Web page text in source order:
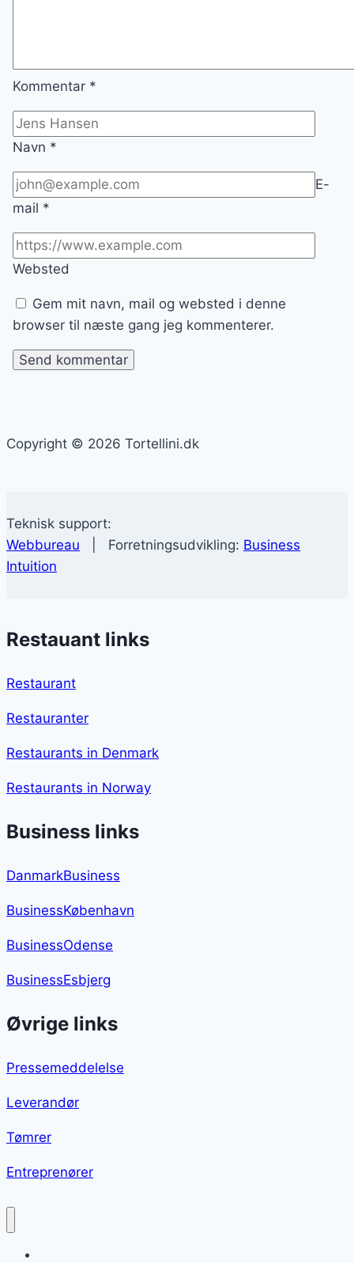
Kommentar *
Navn *
E-
mail *
Websted
Gem mit navn, mail og websted i denne
browser til næste gang jeg kommenterer.
Copyright © 2026 Tortellini.dk
Teknisk support:
Webbureau | Forretningsudvikling: Business
Intuition
Restauant links
Restaurant
Restauranter
Restaurants in Denmark
Restaurants in Norway
Business links
DanmarkBusiness
BusinessKøbenhavn
BusinessOdense
BusinessEsbjerg
Øvrige links
Pressemeddelelse
Leverandør
Tømrer
Entreprenører